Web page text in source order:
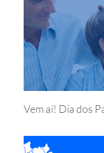
Vem aí! Dia dos